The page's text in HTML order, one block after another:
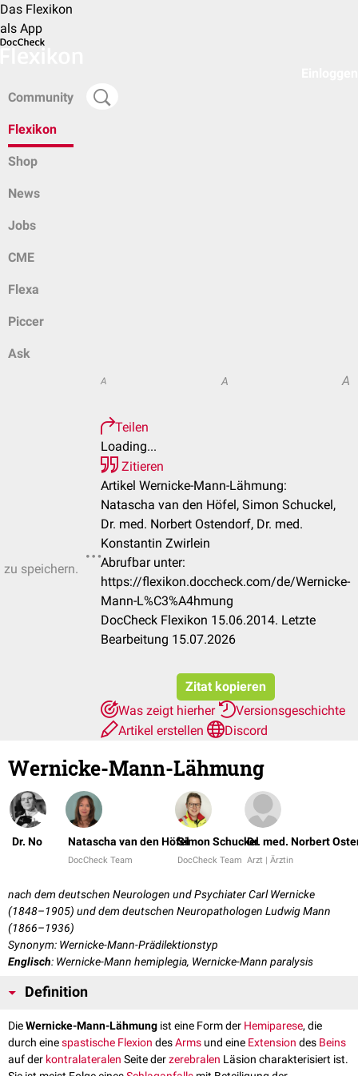
Das Flexikon
als App
Community
Flexikon
Shop
News
Jobs
CME
Flexa
Piccer
Ask
speichern.
A A A
Teilen
Loading...
Zitieren
Artikel Wernicke-Mann-Lähmung:
Natascha van den Höfel, Simon Schuckel,
Dr. med. Norbert Ostendorf, Dr. med.
Konstantin Zwirlein
Abrufbar unter:
https://flexikon.doccheck.com/de/Wernicke-
Mann-L%C3%A4hmung
DocCheck Flexikon 15.06.2014. Letzte
Bearbeitung 15.07.2026
Zitat kopieren
Was zeigt hierher
Versionsgeschichte
Artikel erstellen
Discord
Wernicke-Mann-Lähmung
Dr. No Natascha van den Höfel
DocCheck Team
Simon Schuckel
DocCheck Team
Dr. med. Norbert
Arzt | Ärztin
nach dem deutschen Neurologen und Psychiater Carl Wernicke
(1848–1905) und dem deutschen Neuropathologen Ludwig Mann
(1866–1936)
Synonym: Wernicke-Mann-Prädilektionstyp
Englisch: Wernicke-Mann hemiplegia, Wernicke-Mann paralysis
Definition
DieWernicke-Mann-Lähmung ist eine Form der Hemiparese, die
durch einespastische Flexion desArms und eine Extension des Beins
auf der kontralateralen Seite derzerebralen Läsion charakterisiert ist.